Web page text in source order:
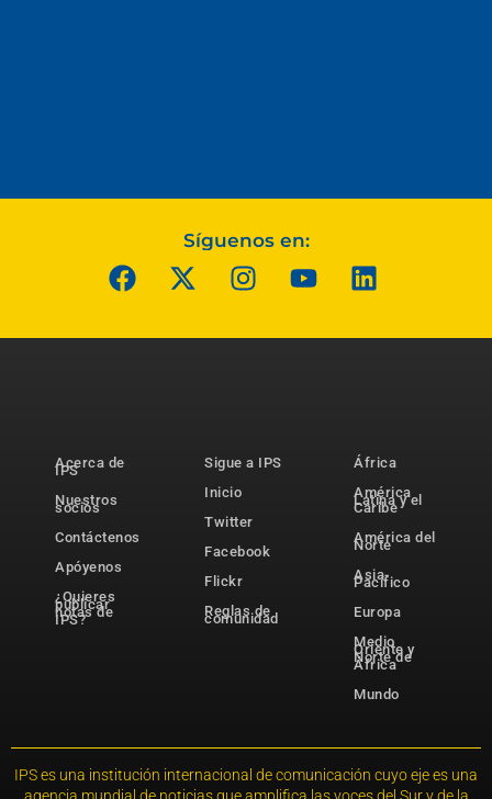
Síguenos en:
Acerca de
IPS
Nuestros
socios
Contáctenos
Apóyenos
¿Quieres
publicar
notas de
IPS?
Sigue a IPS
Inicio
Twitter
Facebook
Flickr
Reglas de
comunidad
África
América
Latina y el
Caribe
América del
Norte
Asia-
Pacífico
Europa
Medio
Oriente y
Norte de
África
Mundo
IPS es una institución internacional de comunicación cuyo eje es una